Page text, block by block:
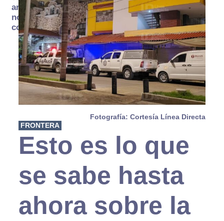
arde… pero
no se
consume
Fotografía: Cortesía Línea Directa
FRONTERA
Esto es lo que
se sabe hasta
ahora sobre la